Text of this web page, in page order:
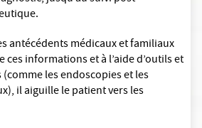
antécédents médicaux et familiaux
informations et à l’aide d’outils et
les endoscopies et les
il aiguille le patient vers les